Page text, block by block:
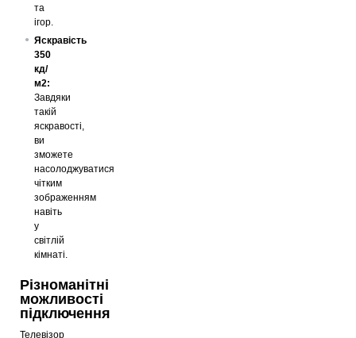
та
ігор.
Яскравість
350
кд/
м2:
Завдяки
такій
яскравості,
ви
зможете
насолоджуватися
чітким
зображенням
навіть
у
світлій
кімнаті.
Різноманітні
можливості
підключення
Телевізор